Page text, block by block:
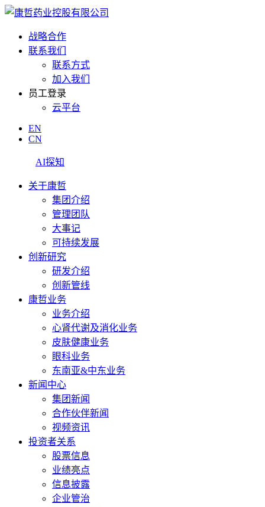
战略合作
联系我们
联系方式
加入我们
员工登录
云平台
EN
CN
AI探知
关于康哲
集团介绍
管理团队
大事记
可持续发展
创新研究
研发介绍
创新管线
康哲业务
业务介绍
心肾代谢及消化业务
皮肤健康业务
眼科业务
东南亚&中东业务
新闻中心
集团新闻
合作伙伴新闻
视频资讯
投资者关系
股票信息
业绩亮点
信息披露
企业管治